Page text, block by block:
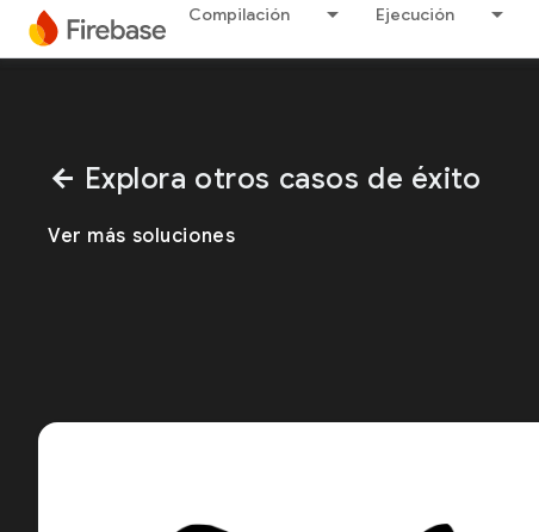
Compilación Ejecución
arrow_back Explora otros casos de éxito
Ver más soluciones